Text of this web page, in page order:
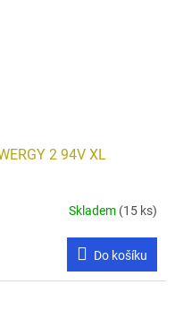
2 94V XL
Skladem (15 ks)
Do košíku